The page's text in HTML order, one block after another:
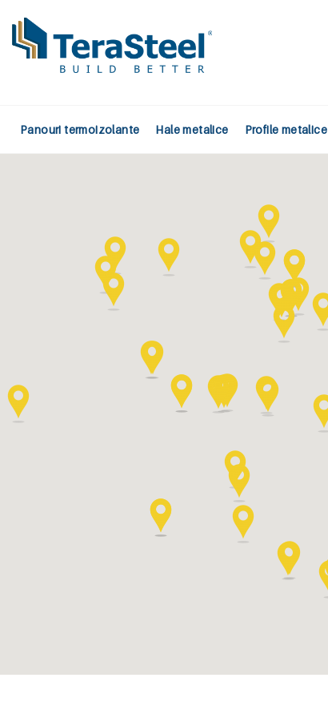
Panouri termoizolante Hale metalice Profile metalice